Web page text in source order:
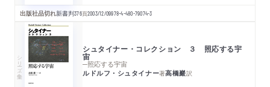
出版社品切れ新書判376頁2003/12/09978-4-480-79074-3
シリーズ・全集
シュタイナー・コレクション ３ 照応する宇
宙
─照応する宇宙
ルドルフ・シュタイナー著高橋巖訳